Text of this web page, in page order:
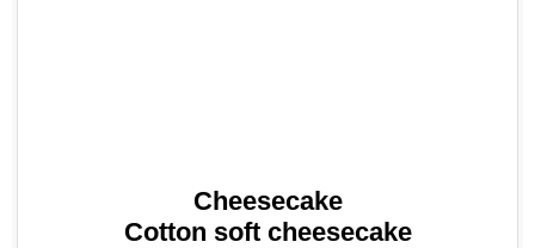
Cheesecake
Cotton soft cheesecake